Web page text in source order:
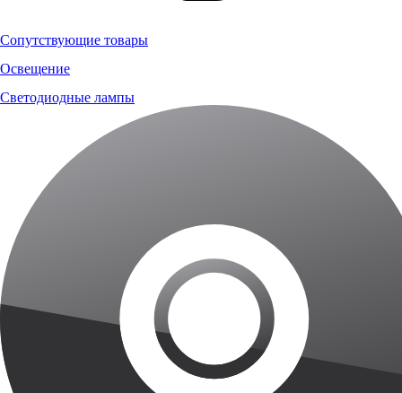
Сопутствующие товары
Освещение
Светодиодные лампы